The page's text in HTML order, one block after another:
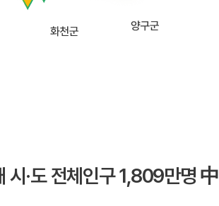
시·도 전체인구 1,809만명 中